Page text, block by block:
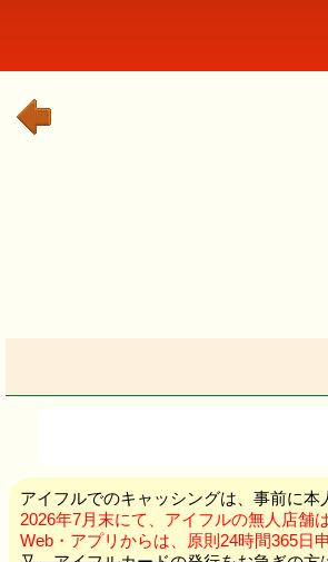
アイフルでのキャッシングは、事前に本
2026年7月末にて、アイフルの無人店舗
Web・アプリからは、原則24時間365日